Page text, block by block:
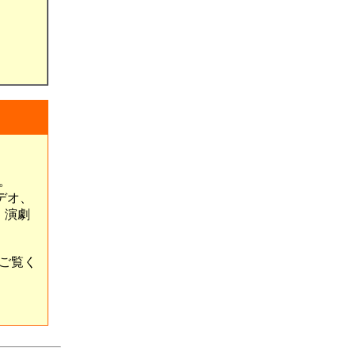
、
演劇
覧く